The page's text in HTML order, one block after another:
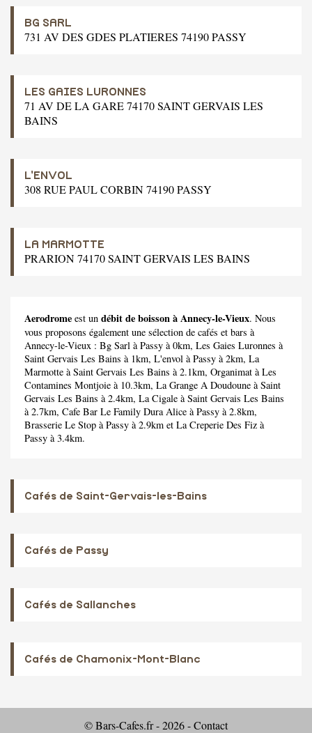
BG SARL
731 AV DES GDES PLATIERES 74190 PASSY
LES GAIES LURONNES
71 AV DE LA GARE 74170 SAINT GERVAIS LES
BAINS
L'ENVOL
308 RUE PAUL CORBIN 74190 PASSY
LA MARMOTTE
PRARION 74170 SAINT GERVAIS LES BAINS
Aerodrome est un débit de boisson à Annecy-le-Vieux. Nous
vous proposons également une sélection de cafés et bars à
Annecy-le-Vieux : Bg Sarl à Passy à 0km, Les Gaies Luronnes à
Saint Gervais Les Bains à 1km, L'envol à Passy à 2km, La
Marmotte à Saint Gervais Les Bains à 2.1km, Organimat à Les
Contamines Montjoie à 10.3km, La Grange A Doudoune à Saint
Gervais Les Bains à 2.4km, La Cigale à Saint Gervais Les Bains
à 2.7km, Cafe Bar Le Family Dura Alice à Passy à 2.8km,
Brasserie Le Stop à Passy à 2.9km et La Creperie Des Fiz à
Passy à 3.4km.
Cafés de Saint-Gervais-les-Bains
Cafés de Passy
Cafés de Sallanches
Cafés de Chamonix-Mont-Blanc
© Bars-Cafes.fr - 2026 -Contact